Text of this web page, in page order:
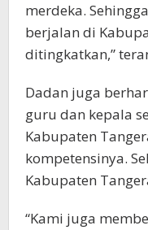
merdeka.
berjalan di
ditingkatkan,”
Dadan juga
guru dan kepala
Kabupaten
kompetensinya.
Kabupaten
“Kami juga